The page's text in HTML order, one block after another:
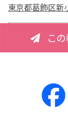
東京都葛飾区新
こ